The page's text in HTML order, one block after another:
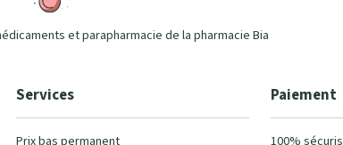
et parapharmacie de la pharmacie Bia
Services
Prix bas permanent
Paiement
100%